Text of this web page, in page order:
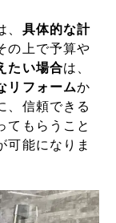
具体的な計
の上で予算や
たい場合は、
リフォームか
、信頼できる
てもらうこと
可能になりま